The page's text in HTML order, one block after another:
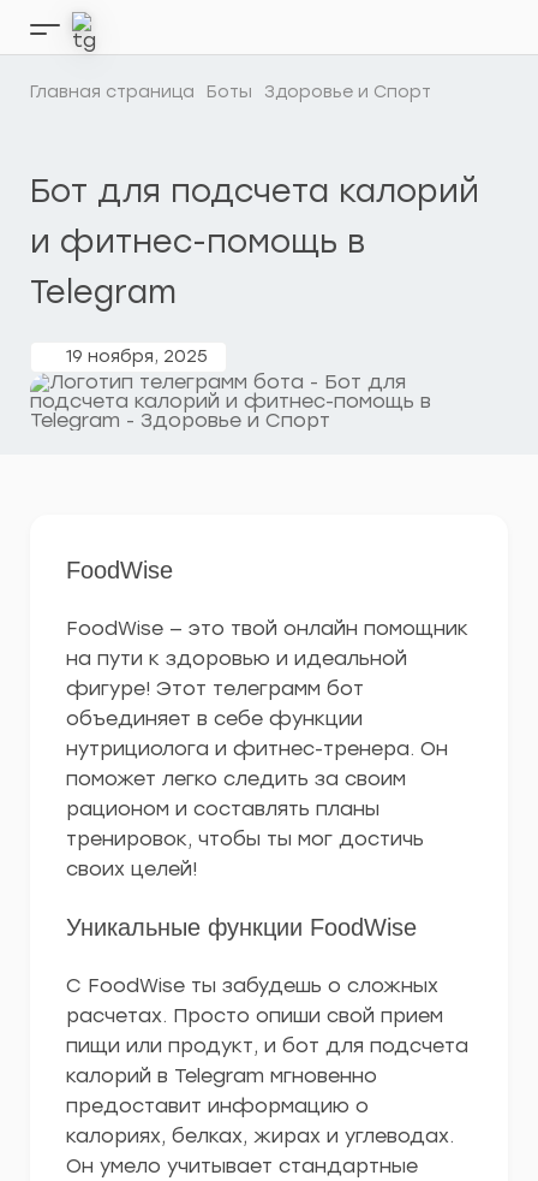
Перейти
содержимому
Кнопка
бокового
меню
Главная страница Боты Здоровье и Спорт
Бот для подсчета калорий
и фитнес-помощь в
Telegram
19 ноября, 2025
FoodWise
FoodWise — это твой онлайн помощник
на пути к здоровью и идеальной
фигуре! Этот телеграмм бот
объединяет в себе функции
нутрициолога и фитнес-тренера. Он
поможет легко следить за своим
рационом и составлять планы
тренировок, чтобы ты мог достичь
своих целей!
Уникальные функции FoodWise
С FoodWise ты забудешь о сложных
расчетах. Просто опиши свой прием
пищи или продукт, и бот для подсчета
калорий в Telegram мгновенно
предоставит информацию о
калориях, белках, жирах и углеводах.
Он умело учитывает стандартные